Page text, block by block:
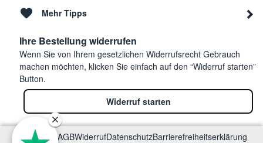
Mehr Tipps
Ihre Bestellung widerrufen
Wenn Sie von Ihrem gesetzlichen Widerrufsrecht Gebrauch
machen möchten, klicken Sie einfach auf den “Widerruf starten”
Button.
Widerruf starten
ImpressumAGBWiderrufDatenschutzBarrierefreiheitserklärung